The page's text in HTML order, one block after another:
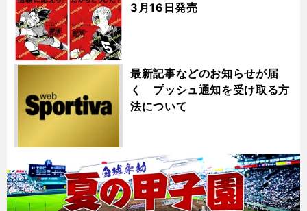
3月16日発売
最新記事などのお知らせが届
く プッシュ通知を受け取る方
法について